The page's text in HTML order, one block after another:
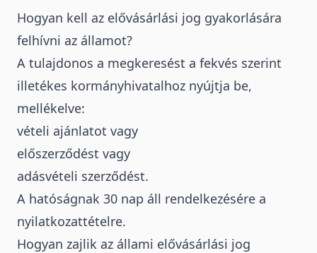
Hogyan kell az elővásárlási jog gyakorlására
felhívni az államot?
A tulajdonos a megkeresést a fekvés szerint
illetékes kormányhivatalhoz nyújtja be,
mellékelve:
vételi ajánlatot vagy
előszerződést vagy
adásvételi szerződést.
A hatóságnak 30 nap áll rendelkezésére a
nyilatkozattételre.
Hogyan zajlik az állami elővásárlási jog